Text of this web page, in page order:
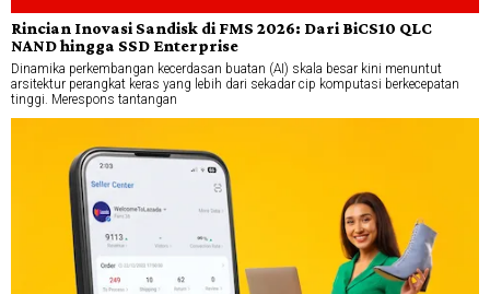
Rincian Inovasi Sandisk di FMS 2026: Dari BiCS10 QLC
NAND hingga SSD Enterprise
Dinamika perkembangan kecerdasan buatan (AI) skala besar kini menuntut
arsitektur perangkat keras yang lebih dari sekadar cip komputasi berkecepatan
tinggi. Merespons tantangan